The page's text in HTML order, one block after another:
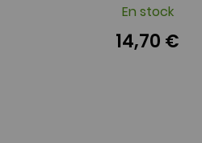
En stock
14,70 €